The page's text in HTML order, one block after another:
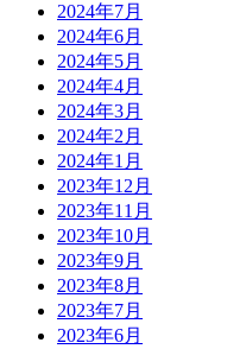
2024年7月
2024年6月
2024年5月
2024年4月
2024年3月
2024年2月
2024年1月
2023年12月
2023年11月
2023年10月
2023年9月
2023年8月
2023年7月
2023年6月